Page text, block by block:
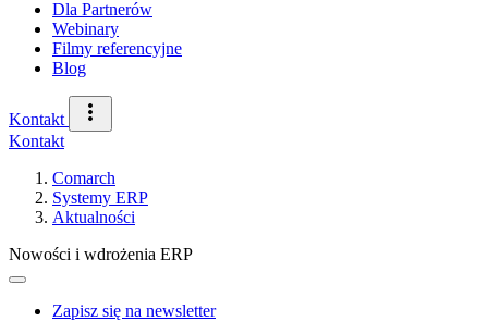
Dla Partnerów
Webinary
Filmy referencyjne
Blog
Kontakt
Kontakt
Comarch
Systemy ERP
Aktualności
Nowości i wdrożenia ERP
Zapisz się na newsletter